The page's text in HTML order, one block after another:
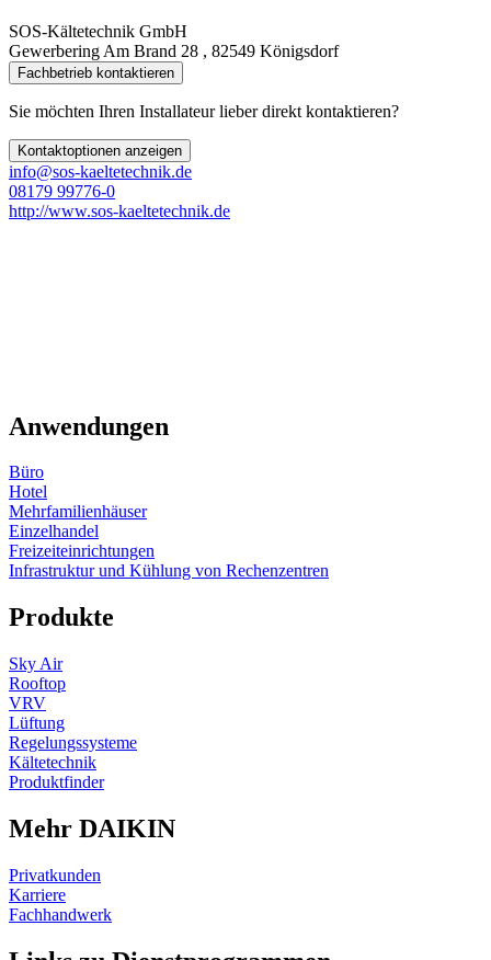
SOS-Kältetechnik GmbH
Gewerbering Am Brand 28 , 82549 Königsdorf
Fachbetrieb kontaktieren
Sie möchten Ihren Installateur lieber direkt kontaktieren?
Kontaktoptionen anzeigen
info@sos-kaeltetechnik.de
08179 99776-0
http://www.sos-kaeltetechnik.de
Anwendungen
Büro
Hotel
Mehrfamilienhäuser
Einzelhandel
Freizeiteinrichtungen
Infrastruktur und Kühlung von Rechenzentren
Produkte
Sky Air
Rooftop
VRV
Lüftung
Regelungssysteme
Kältetechnik
Produktfinder
Mehr DAIKIN
Privatkunden
Karriere
Fachhandwerk